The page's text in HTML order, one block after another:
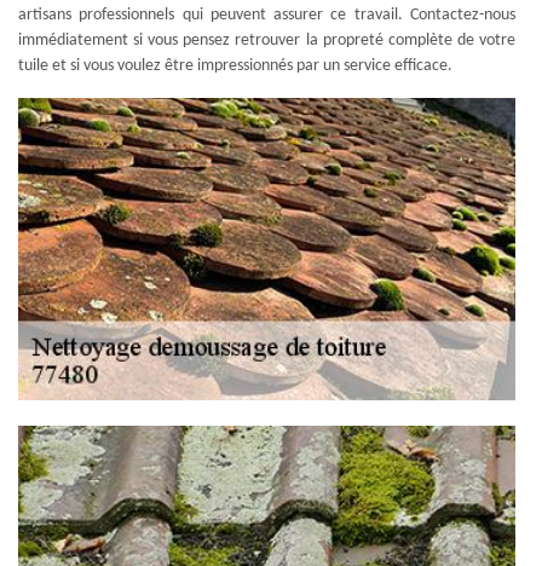
artisans professionnels qui peuvent assurer ce travail. Contactez-nous
immédiatement si vous pensez retrouver la propreté complète de votre
tuile et si vous voulez être impressionnés par un service efficace.